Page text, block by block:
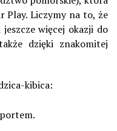
Play. Liczymy na to, że
więcej okazji do
dzięki znakomitej
kibica: